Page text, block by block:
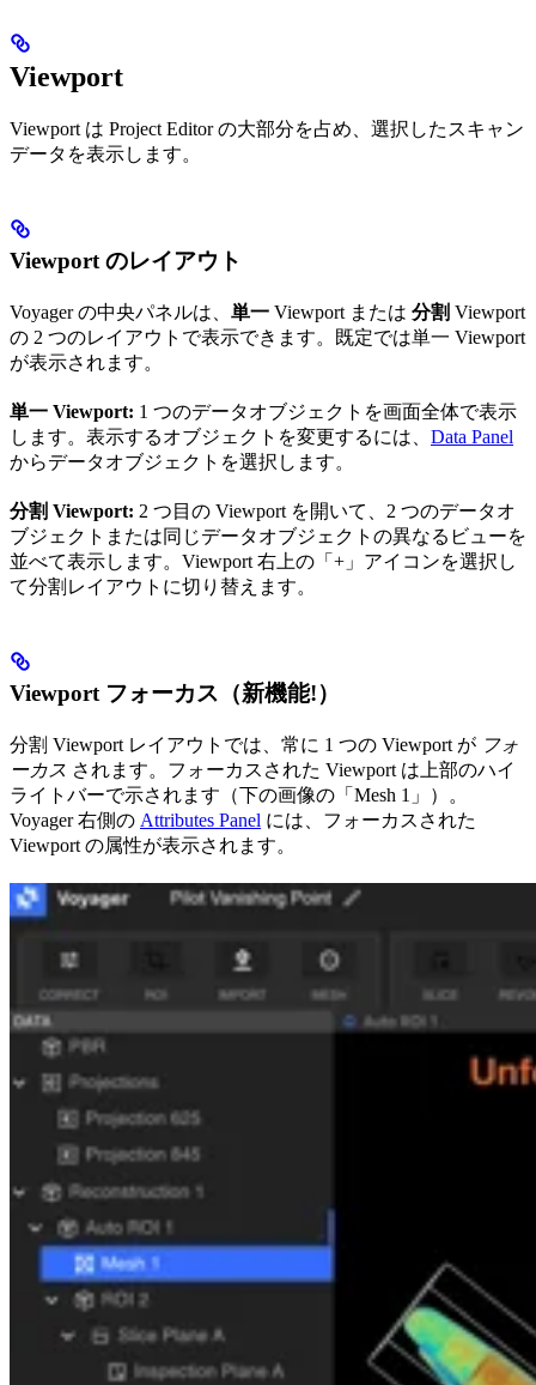
Viewport
Viewport は Project Editor の大部分を占め、選択したスキャン
データを表示します。
Viewport のレイアウト
Voyager の中央パネルは、 単一 Viewport または 分割 Viewport
の 2 つのレイアウトで表示できます。既定では単一 Viewport
が表示されます。
単一 Viewport: 1 つのデータオブジェクトを画面全体で表示
します。表示するオブジェクトを変更するには、 Data Panel
からデータオブジェクトを選択します。
分割 Viewport: 2 つ目の Viewport を開いて、2 つのデータオ
ブジェクトまたは同じデータオブジェクトの異なるビューを
並べて表示します。Viewport 右上の「+」アイコンを選択し
て分割レイアウトに切り替えます。
Viewport フォーカス（新機能!）
分割 Viewport レイアウトでは、常に 1 つの Viewport が フォ
ーカス されます。フォーカスされた Viewport は上部のハイ
ライトバーで示されます（下の画像の「Mesh 1」）。
Voyager 右側の Attributes Panel には、フォーカスされた
Viewport の属性が表示されます。